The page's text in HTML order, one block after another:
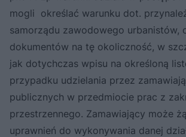
mogli określać warunku dot.
samorządu zawodowego urbanistów,
dokumentów na tę okoliczność, w
jak dotychczas wpisu na określoną
przypadku udzielania przez
publicznych w przedmiocie prac z
przestrzennego. Zamawiający może
uprawnień do wykonywania danej